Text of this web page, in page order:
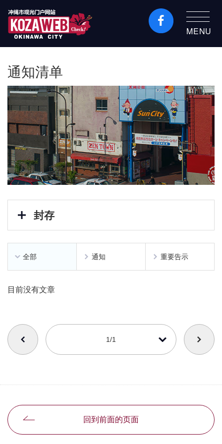
冲绳市旅游门户网站
MENU
通知清单
封存
全部 通知 重要告示
目前没有文章
番号を選択すると自動的に選択された番号のページへリンクします
1/1
回到前面的页面